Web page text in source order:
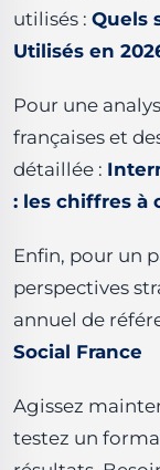
utilisés : Quels
Utilisés en
Pour une
françaises et
détaillée :
: les chiffres à
Enfin, pour un
perspectives
annuel de
Social France
Agissez
testez un